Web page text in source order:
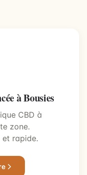
à Bousies
CBD à
zone.
et rapide.